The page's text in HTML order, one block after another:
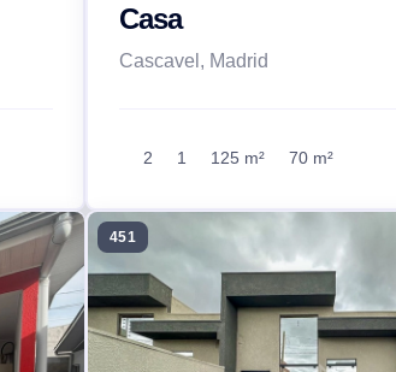
Casa
Cascavel, Madrid
2 1 125 m² 70 m²
451